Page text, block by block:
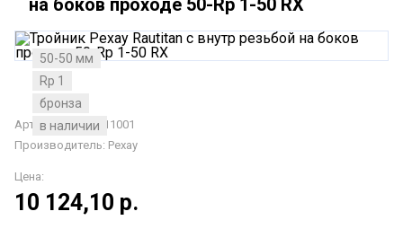
на боков проходе 50-Rp 1-50 RX
50-50 мм
Rp 1
бронза
в наличии
Артикул: 14563011001
Производитель: Рехау
Цена:
10 124,10 р.